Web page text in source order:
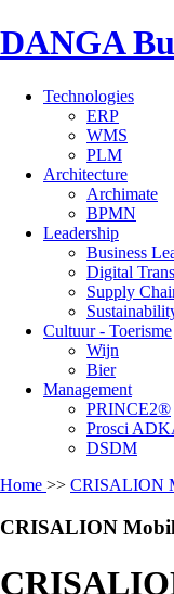
DANGA
Technologies
ERP
WMS
PLM
Architecture
Archimate
BPMN
Leadership
Business
Digital
Supply
Cultuur - Toerisme
Wijn
Bier
Management
PRINCE2®
Prosci
DSDM
Home >> CRISALION
CRISALION